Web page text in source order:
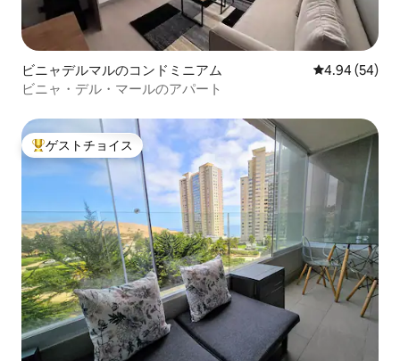
ビニャデルマルのコンドミニアム レビュー54
4.94 (54)
ビニャ・デル・マールのアパート
大好評のゲストチョイスです。
ゲストチョイス